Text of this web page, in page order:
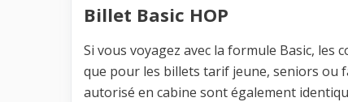
Billet Basic HOP
Si vous voyagez avec la formule Basic, les
que pour les billets tarif jeune, seniors ou
autorisé en cabine sont également